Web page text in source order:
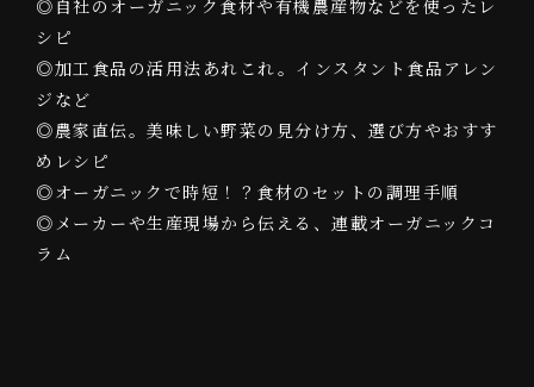
◎自社のオーガニック食材や有機農産物などを使ったレ
シピ
◎加工食品の活用法あれこれ。インスタント食品アレン
ジなど
◎農家直伝。美味しい野菜の見分け方、選び方やおすす
めレシピ
◎オーガニックで時短！？食材のセットの調理手順
◎メーカーや生産現場から伝える、連載オーガニックコ
ラム